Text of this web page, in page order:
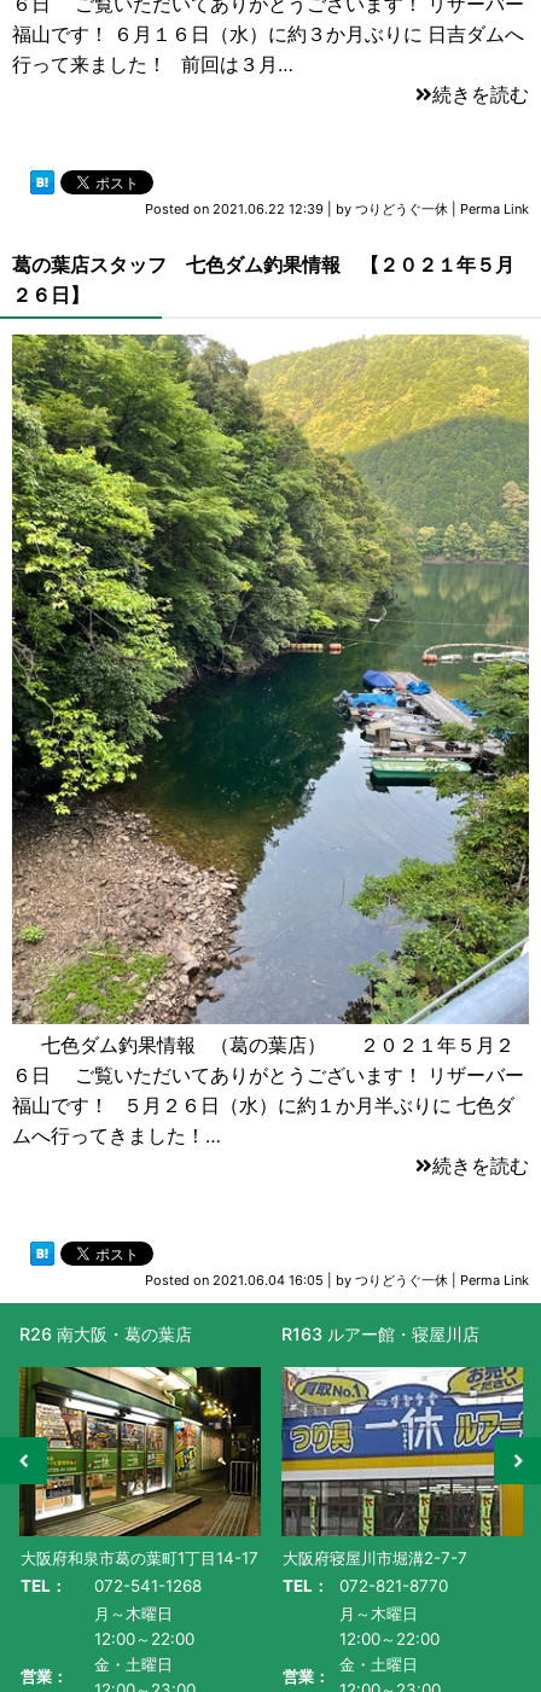
福山です！ ６月１６日（水）に約３か月ぶりに 日吉ダムへ
行って来ました！ 前回は３月…
続きを読む
Posted on 2021.06.22 12:39 by つりどうぐ一休 Perma Link
葛の葉店スタッフ 七色ダム釣果情報 【２０２１年５月
２６日】
七色ダム釣果情報 （葛の葉店） ２０２１年５月２
６日 ご覧いただいてありがとうございます！ リザーバー
福山です！ ５月２６日（水）に約１か月半ぶりに 七色ダ
ムへ行ってきました！…
続きを読む
Posted on 2021.06.04 16:05 by つりどうぐ一休 Perma Link
R26 南大阪・葛の葉店
大阪府和泉市葛の葉町1丁目14-17
TEL：
072-541-1268
営業：
月～木曜日
12:00～22:00
金・土曜日
R163 ルアー館・寝屋川店
大阪府寝屋川市堀溝2-7-7
TEL：
072-821-8770
営業：
月～木曜日
12:00～22:00
金・土曜日